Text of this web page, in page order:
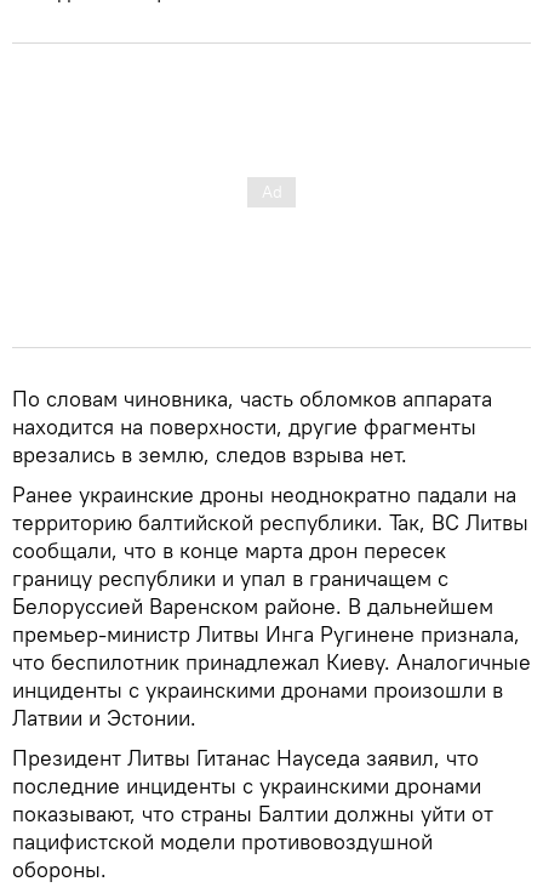
По словам чиновника, часть обломков аппарата
находится на поверхности, другие фрагменты
врезались в землю, следов взрыва нет.
Ранее украинские дроны неоднократно падали на
территорию балтийской республики. Так, ВС Литвы
сообщали, что в конце марта дрон пересек
границу республики и упал в граничащем с
Белоруссией Варенском районе. В дальнейшем
премьер-министр Литвы Инга Ругинене признала,
что беспилотник принадлежал Киеву. Аналогичные
инциденты с украинскими дронами произошли в
Латвии и Эстонии.
Президент Литвы Гитанас Науседа заявил, что
последние инциденты с украинскими дронами
показывают, что страны Балтии должны уйти от
пацифистской модели противовоздушной
обороны.